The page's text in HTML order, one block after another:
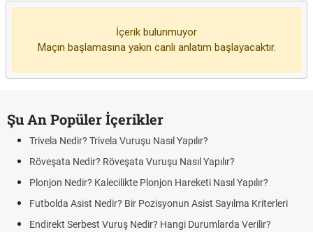
İçerik bulunmuyor
Maçın başlamasına yakın canlı anlatım başlayacaktır.
Şu An Popüler İçerikler
Trivela Nedir? Trivela Vuruşu Nasıl Yapılır?
Röveşata Nedir? Röveşata Vuruşu Nasıl Yapılır?
Plonjon Nedir? Kalecilikte Plonjon Hareketi Nasıl Yapılır?
Futbolda Asist Nedir? Bir Pozisyonun Asist Sayılma Kriterleri
Endirekt Serbest Vuruş Nedir? Hangi Durumlarda Verilir?